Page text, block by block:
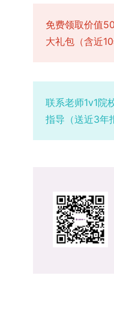
两批报名，第一
第二批为2026年
线上报名程序。
形式、内容及流
取时将对考生进
期间享受学校与
（三）住宿安排
入实验室科研阶
宿。（四）未尽
士研究生招生章
过资格审查的考
100分。评议结
织的政治理论考
试安排复试环节
外语能力、创新
个人科研经历、
复试成绩按百分
50%，计算公式
成绩) ÷ 2。复试
学力考生复试期
或撤销生源不足
旺盛的学科倾斜
跨机构的研究生
改革与生源质量
不断优化学科结
快布局新兴交叉
化。（三）深化
科研机构共建联
促进科研资源与
免费领取价值
大礼包（含近10
联系老师1v1院
指导（送近3年